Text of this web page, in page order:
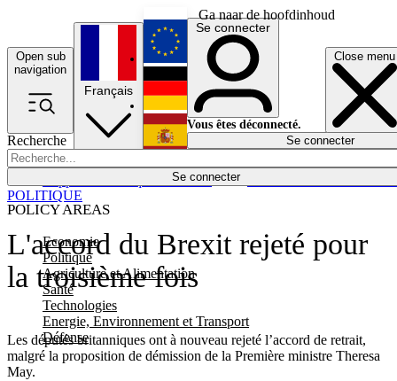
Ga naar de hoofdinhoud
Open sub
navigation
Close menu
Recherche
Se connecter
POLICY AREAS
Economie
Politique
Agriculture et Alimentation
Santé
Technologies
Energie, Environnement et Transport
Défense
Économie
Français
English
Deutsch
Español
Se connecter
Vous êtes déconnecté.
Se connecter
L'accord du Brexit rejeté pour
la troisième fois
Les députés britanniques ont à nouveau rejeté l’accord de retrait,
malgré la proposition de démission de la Première ministre Theresa
May.
POLITIQUE